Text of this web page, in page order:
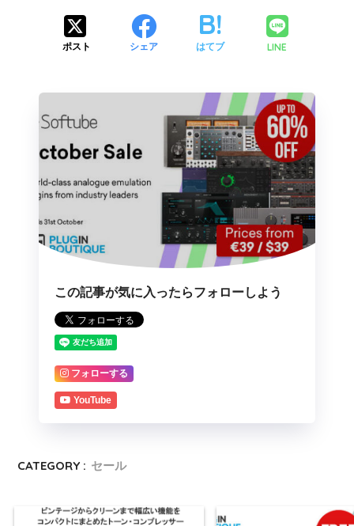
ポスト シェア はてブ LINE
この記事が気に入ったらフォローしよう
フォローする
YouTube
CATEGORY : セール